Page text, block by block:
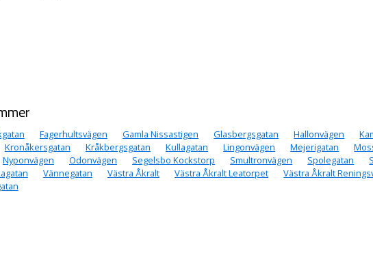
Fagerhultsvägen Gamla Nissastigen Glasbergsgatan Hallonvägen
Kronåkersgatan Kråkbergsgatan Kullagatan Lingonvägen Mejerigatan
Nyponvägen Odonvägen Segelsbo Kockstorp Smultronvägen Spolegatan
Vännegatan Västra Åkralt Västra Åkralt Leatorpet Västra Åkralt